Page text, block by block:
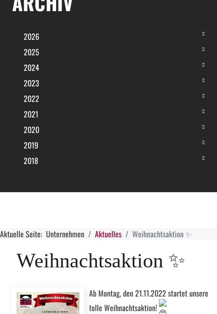
2026
2025
2024
2023
2022
2021
2020
2019
2018
Aktuelle Seite: Unternehmen Aktuelles Weihnachtsaktion ✨
Weihnachtsaktion ✨
Ab Montag, den 21.11.2022 startet unsere
tolle Weihnachtsaktion!